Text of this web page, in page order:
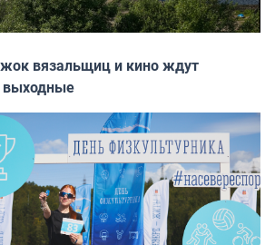
вязальщиц и кино ждут
выходные